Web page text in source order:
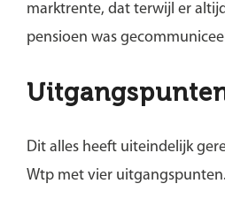
marktrente, dat terwijl er
pensioen was
Dit alles heeft uiteindelijk
Wtp met vier uitgangspunten.